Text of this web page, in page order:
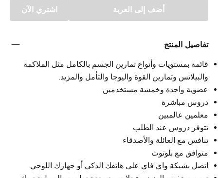
أضف إلى العربة اشتري الآن
تفاصيل المنتج
قائمة بمستويات وأنواع تمارين الجسم بالكامل مثل الملاكمة
والبيلاتس وتمارين القوة واليوجا والتأمل والمزيد.
عضوية واحدة وخمسة مستخدمين:
دروس مباشرة
معلمين عالميين
تتوفر دروس عند الطلب
تنافس مع العائلة والأصدقاء
متوافق مع بلوتوث
اتصل بشبكة واي فاي على هاتفك الذكي أو جهازك اللوحي.